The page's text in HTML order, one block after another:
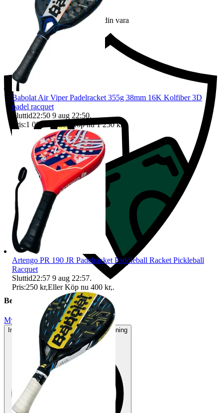
Ersättning om du inte får din vara
Beskrivning
Mycket gott skick
Inga eller minimala tecken på användning
Babolat Air Viper Padelracket 355g 38mm 16K Kolfiber 3D
padel racquet
Sluttid22:50 9 aug 22:50.
Pris:1 000 kr Eller Köp nu 1 250 kr
Artengo PR 190 JR Padelracket Paddleball Racket Pickleball
Racquet
Sluttid22:57 9 aug 22:57.
Pris:250 kr,Eller Köp nu 400 kr,.